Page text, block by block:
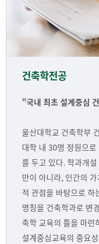
건축학전공
"국내 최초 설계중심
울산대학교 건축학부
대학 내 30명 정원으
를 두고 있다. 학과개
만이 아니라, 인간의
적 관점을 바탕으로 하
명칭을 건축학과로 변
축학 교육의 틀을 마련
설계중심교육의 중요